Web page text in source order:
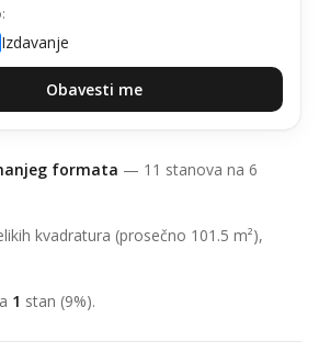
Izdavanje
Obavesti me
formata — 11 stanova na 6
kvadratura (prosečno 101.5 m²),
1 stan (9%).